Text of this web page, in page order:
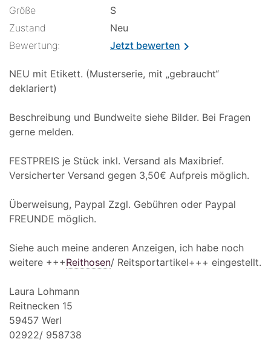
Größe
S
Zustand
Neu
Bewertung:
Jetzt bewertenchevron_right
NEU mit Etikett. (Musterserie, mit „gebraucht“
deklariert)
Beschreibung und Bundweite siehe Bilder. Bei Fragen
gerne melden.
FESTPREIS je Stück inkl. Versand als Maxibrief.
Versicherter Versand gegen 3,50€ Aufpreis möglich.
Überweisung, Paypal Zzgl. Gebühren oder Paypal
FREUNDE möglich.
Siehe auch meine anderen Anzeigen, ich habe noch
weitere +++Reithosen/ Reitsportartikel+++ eingestellt.
Laura Lohmann
Reitnecken 15
59457 Werl
02922/ 958738